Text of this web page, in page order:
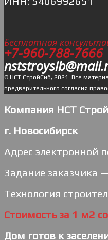
Бесплатная
+7-960-788-7666
© НСТ СтройСиб, 2021. Все
предварительного согласия
Компания НСТ
г. Новосибирск
Адрес электронной
Задание заказчика
Технология
Стоимость за 1 м2
Дом готов к